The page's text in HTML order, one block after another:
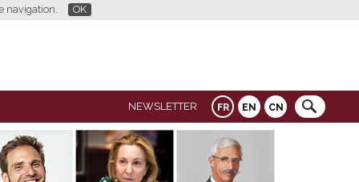
navigation. OK
FR EN CN
NEWSLETTER